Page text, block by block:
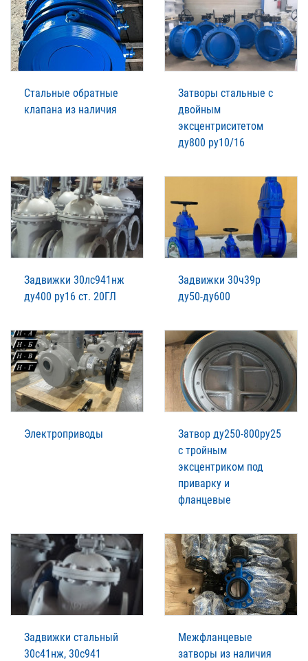
Стальные обратные
клапана из наличия
Затворы стальные с
двойным
эксцентриситетом
ду800 ру10/16
Задвижки 30лс941нж
ду400 ру16 ст. 20ГЛ
Задвижки 30ч39р
ду50-ду600
Электроприводы
Затвор ду250-800ру25
с тройным
эксцентриком под
приварку и
фланцевые
Задвижки стальный
30с41нж, 30с941
Межфланцевые
затворы из наличия